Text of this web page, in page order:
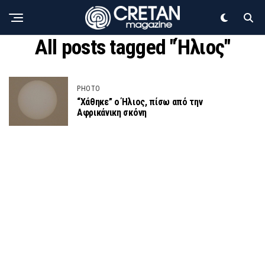
All posts tagged "Ήλιος"
PHOTO
“Χάθηκε” ο Ήλιος, πίσω από την
Αφρικάνικη σκόνη